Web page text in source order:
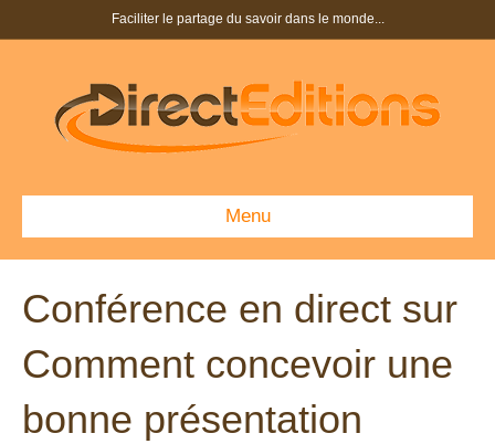
Faciliter le partage du savoir dans le monde...
Menu
Conférence en direct sur
Comment concevoir une
bonne présentation